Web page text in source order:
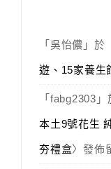
「 吳怡儂 」於
遊、15家養生
「 fabg2303 」
本土9號花生
夯禮盒〉發佈